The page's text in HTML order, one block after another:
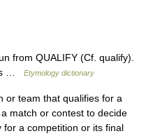
from QUALIFY (Cf. qualify).
…
Etymology dictionary
team that qualifies for a
match or contest to decide
for a competition or its final